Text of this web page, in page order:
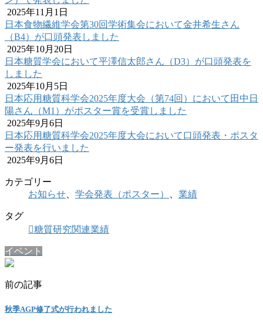
2025年11月1日
日本食物繊維学会第30回学術集会において金井希生さん
（B4）が口頭発表しました
2025年10月20日
日本糖質学会において平澤信太郎さん（D3）が口頭発表を
しました
2025年10月5日
日本応用糖質科学会2025年度大会（第74回）において田中日
陽さん（M1）がポスター賞を受賞しました
2025年9月6日
日本応用糖質科学会2025年度大会において口頭発表・ポスタ
ー発表を行いました
2025年9月6日
カテゴリー
お知らせ
学会発表（ポスター） 業績
タグ
糖質研究関連業績
イベント
前の記事
秋季AGP修了式が行われました